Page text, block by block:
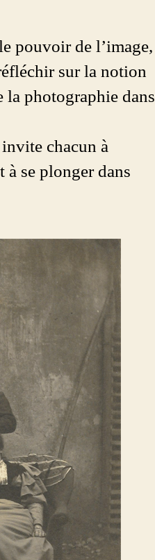
pouvoir de l’image,
sur la notion
la photographie dans
chacun à
se plonger dans